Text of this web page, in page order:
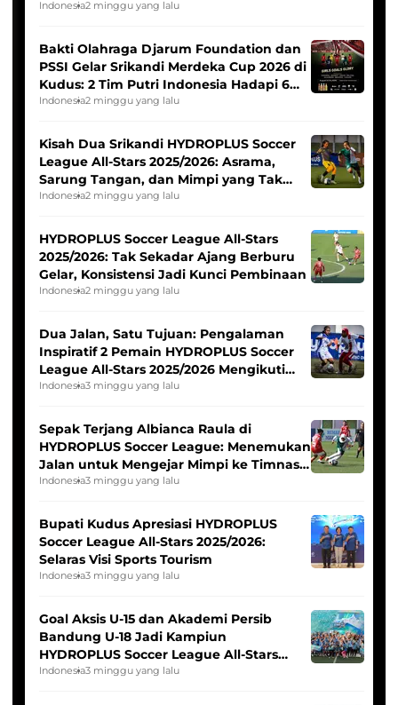
Indonesia2 minggu yang lalu
Bakti Olahraga Djarum Foundation dan
PSSI Gelar Srikandi Merdeka Cup 2026 di
Kudus: 2 Tim Putri Indonesia Hadapi 6
Tim Asia
Indonesia2 minggu yang lalu
Kisah Dua Srikandi HYDROPLUS Soccer
League All-Stars 2025/2026: Asrama,
Sarung Tangan, dan Mimpi yang Tak
Pernah Padam
Indonesia2 minggu yang lalu
HYDROPLUS Soccer League All-Stars
2025/2026: Tak Sekadar Ajang Berburu
Gelar, Konsistensi Jadi Kunci Pembinaan
Indonesia2 minggu yang lalu
Dua Jalan, Satu Tujuan: Pengalaman
Inspiratif 2 Pemain HYDROPLUS Soccer
League All-Stars 2025/2026 Mengikuti
Seleksi Timnas Indonesia Putri
Indonesia3 minggu yang lalu
Sepak Terjang Albianca Raula di
HYDROPLUS Soccer League: Menemukan
Jalan untuk Mengejar Mimpi ke Timnas
Indonesia Putri
Indonesia3 minggu yang lalu
Bupati Kudus Apresiasi HYDROPLUS
Soccer League All-Stars 2025/2026:
Selaras Visi Sports Tourism
Indonesia3 minggu yang lalu
Goal Aksis U-15 dan Akademi Persib
Bandung U-18 Jadi Kampiun
HYDROPLUS Soccer League All-Stars
2025/2026
Indonesia3 minggu yang lalu